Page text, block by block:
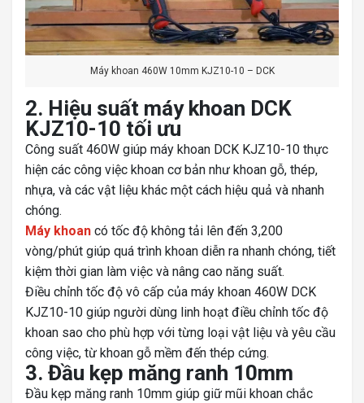
Máy khoan 460W 10mm KJZ10-10 – DCK
2. Hiệu suất máy khoan DCK
KJZ10-10 tối ưu
Công suất 460W giúp máy khoan DCK KJZ10-10 thực
hiện các công việc khoan cơ bản như khoan gỗ, thép,
nhựa, và các vật liệu khác một cách hiệu quả và nhanh
chóng.
Máy khoan có tốc độ không tải lên đến 3,200
vòng/phút giúp quá trình khoan diễn ra nhanh chóng, tiết
kiệm thời gian làm việc và nâng cao năng suất.
Điều chỉnh tốc độ vô cấp của máy khoan 460W DCK
KJZ10-10 giúp người dùng linh hoạt điều chỉnh tốc độ
khoan sao cho phù hợp với từng loại vật liệu và yêu cầu
công việc, từ khoan gỗ mềm đến thép cứng.
3. Đầu kẹp măng ranh 10mm
Đầu kẹp măng ranh 10mm giúp giữ mũi khoan chắc